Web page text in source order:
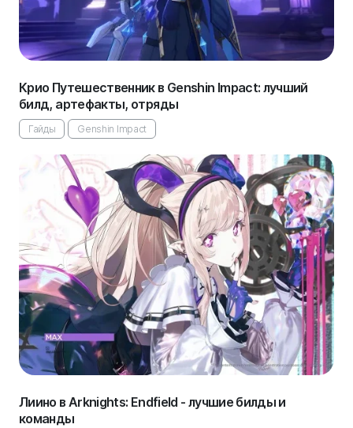
Крио Путешественник в Genshin Impact: лучший
билд, артефакты, отряды
Гайды Genshin Impact
Лиино в Arknights: Endfield - лучшие билды и
команды